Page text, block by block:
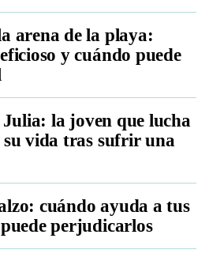
arena de la playa:
y cuándo puede
la joven que lucha
vida tras sufrir una
cuándo ayuda a tus
perjudicarlos